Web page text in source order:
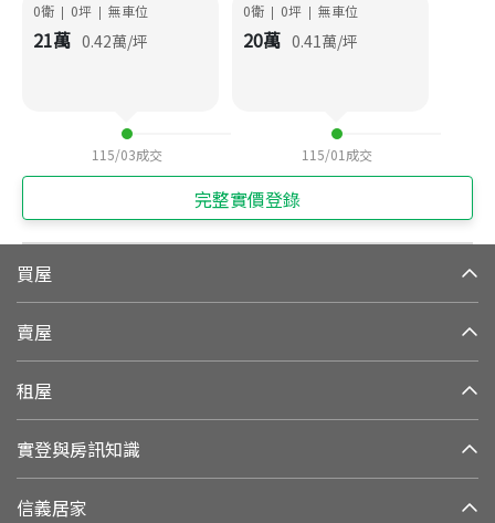
0衛 | 0坪 | 無車位
21萬 0.42萬/坪
115/03成交
0衛 | 0坪 | 無車位
20萬 0.41萬/坪
115/01 成交
完整實價登錄
買屋
賣屋
租屋
實登與房訊知識
信義居家